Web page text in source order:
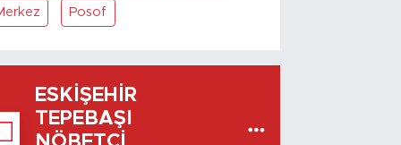
Posof
ESKIŞEHIR
TEPEBAŞI